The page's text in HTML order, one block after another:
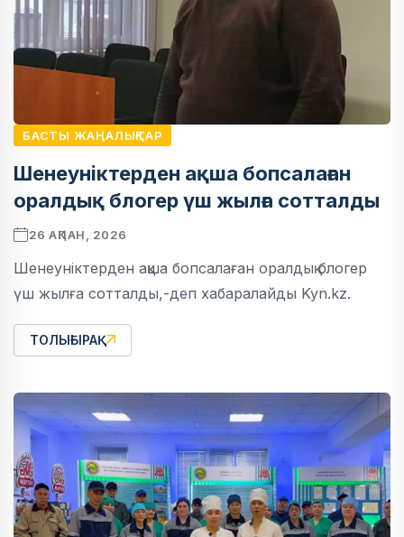
БАСТЫ ЖАҢАЛЫҚТАР
Шенеуніктерден ақша бопсалаған
оралдық блогер үш жылға сотталды
26 АҚПАН, 2026
Шенеуніктерден ақша бопсалаған оралдық блогер
үш жылға сотталды,-деп хабаралайды Kyn.kz.
ТОЛЫҒЫРАҚ